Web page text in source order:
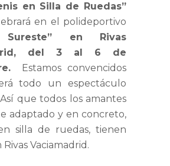
en Silla de Ruedas”
en el polideportivo
Sureste” en Rivas
del 3 al 6 de
Estamos convencidos
todo un espectáculo
que todos los amantes
adaptado y en concreto,
silla de ruedas, tienen
Vaciamadrid.